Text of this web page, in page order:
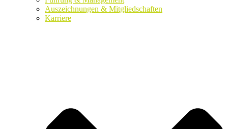
Auszeichnungen & Mitgliedschaften
Karriere